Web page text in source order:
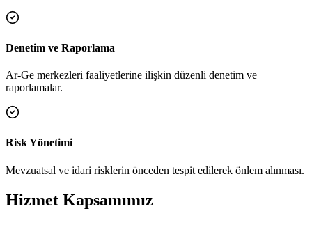
Denetim ve Raporlama
Ar-Ge merkezleri faaliyetlerine ilişkin düzenli denetim ve
raporlamalar.
Risk Yönetimi
Mevzuatsal ve idari risklerin önceden tespit edilerek önlem alınması.
Hizmet Kapsamımız